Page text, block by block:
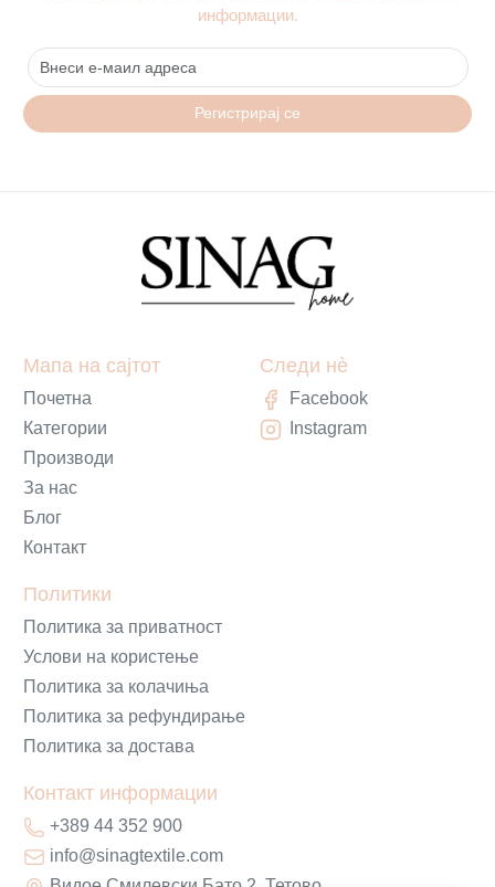
информации.
Регистрирај се
Мапа на сајтот
Почетна
Категории
Производи
За нас
Блог
Контакт
Политики
Политика за приватност
Услови на користење
Политика за колачиња
Политика за рефундирање
Политика за достава
Контакт информации
+389 44 352 900
info@sinagtextile.com
Следи нè
Facebook
Instagram